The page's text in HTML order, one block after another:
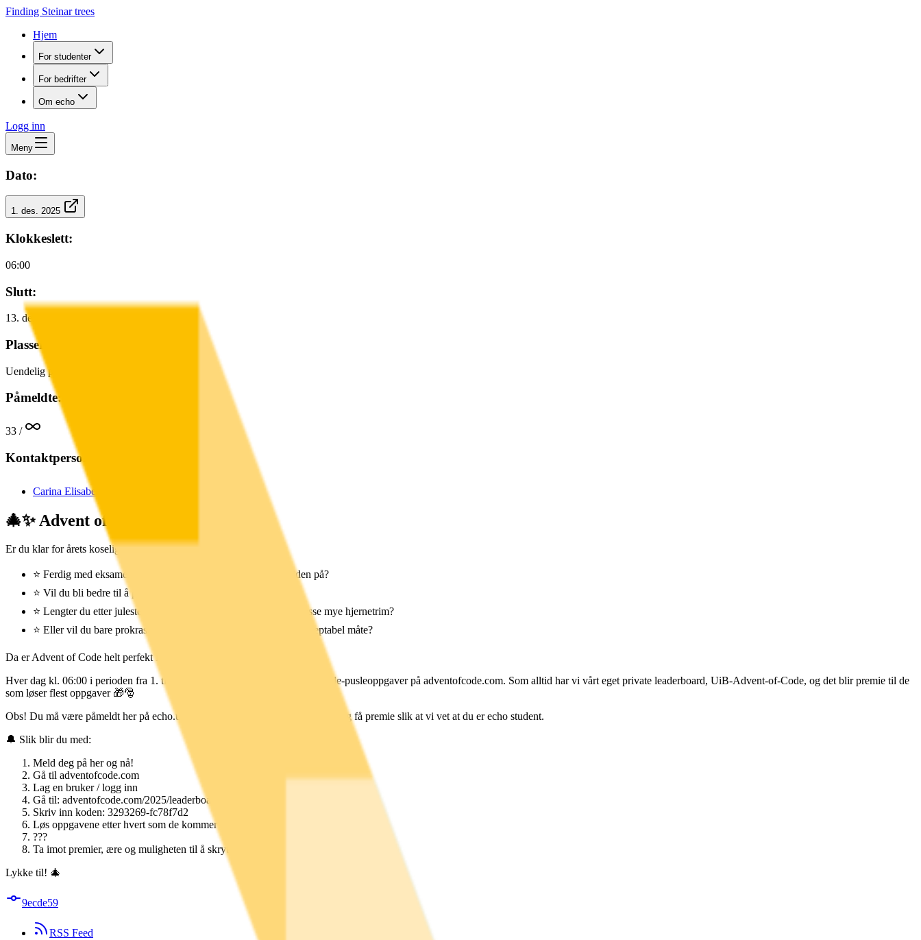
Finding Steinar trees
Hjem
For studenter
For bedrifter
Om echo
Logg inn
Meny
Dato:
1. des. 2025
Klokkeslett:
06:00
Slutt:
13. desember kl. 06:00
Plasser:
Uendeligplasser for
Påmeldte:
33 /
Kontaktpersoner:
Carina Elisabeth Seidel
🎄✨ Advent of Code med Gnist! ✨🎄
Er du klar for årets koseligste kodekalender?
⭐️ Ferdig med eksamen og litt usikker på hva du skal bruke tiden på?
⭐️ Vil du bli bedre til å programmere?
⭐️ Lengter du etter julestemning, nisser, ASCII-art og akkurat passe mye hjernetrim?
⭐️ Eller vil du bare prokrastinere eksamenslesing på en sosialt akseptabel måte?
Da er Advent of Code helt perfekt for deg!
Hver dag kl. 06:00 i perioden fra 1. til 12. desember slippes to splitter nye jule-pusleoppgaver på adventofcode.com. Som alltid har vi vårt eget private leaderboard, UiB-Advent-of-Code, og det blir premie til de
som løser flest oppgaver 🎁🎅
Obs! Du må være påmeldt her på echo.uib.no for å være med i konkurransen og få premie slik at vi vet at du er echo student.
🔔 Slik blir du med:
Meld deg på her og nå!
Gå til adventofcode.com
Lag en bruker / logg inn
Gå til: adventofcode.com/2025/leaderboard/private
Skriv inn koden: 3293269-fc78f7d2
Løs oppgavene etter hvert som de kommer
???
Ta imot premier, ære og muligheten til å skryte resten av året!
Lykke til! 🎄
9ecde59
RSS Feed